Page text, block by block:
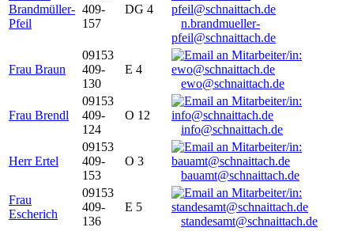
Brandmüller-
Pfeil
409-
157
DG 4
n.brandmueller-
pfeil@schnaittach.de
Frau Braun
09153
409-
130
E 4
ewo@schnaittach.de
Frau Brendl
09153
409-
124
O 12
info@schnaittach.de
Herr Ertel
09153
409-
153
O 3
bauamt@schnaittach.de
Frau
Escherich
09153
409-
136
E 5
standesamt@schnaittach.de